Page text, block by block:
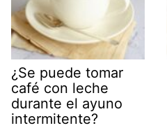
¿Se puede tomar
café con leche
durante el ayuno
intermitente?